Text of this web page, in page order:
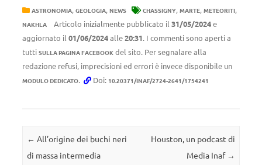
ASTRONOMIA, GEOLOGIA, NEWS CHASSIGNY, MARTE, METEORITI,
NAKHLA Articolo inizialmente pubblicato il 31/05/2024e
aggiornato il 01/06/2024alle20:31. I commenti sono aperti a
tutti SULLA PAGINA FACEBOOK del sito. Per segnalare alla
redazione refusi, imprecisioni ed errori è invece disponibile un
MODULO DEDICATO. Doi: 10.20371/INAF/2724-2641/1754241
Navigazione articolo
← All’origine dei buchi neri
di massa intermedia
Houston, un podcast di
Media Inaf →